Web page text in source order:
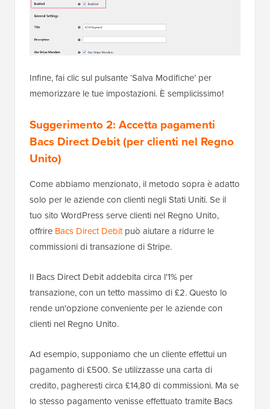
Infine, fai clic sul pulsante ‘Salva Modifiche’ per
memorizzare le tue impostazioni. È semplicissimo!
Suggerimento 2: Accetta pagamenti
Bacs Direct Debit (per clienti nel Regno
Unito)
Come abbiamo menzionato, il metodo sopra è adatto
solo per le aziende con clienti negli Stati Uniti. Se il
tuo sito WordPress serve clienti nel Regno Unito,
offrire Bacs Direct Debitpuò aiutare a ridurre le
commissioni di transazione di Stripe.
Il Bacs Direct Debit addebita circa l'1% per
transazione, con un tetto massimo di £2. Questo lo
rende un'opzione conveniente per le aziende con
clienti nel Regno Unito.
Ad esempio, supponiamo che un cliente effettui un
pagamento di £500. Se utilizzasse una carta di
credito, pagheresti circa £14,80 di commissioni. Ma se
lo stesso pagamento venisse effettuato tramite Bacs